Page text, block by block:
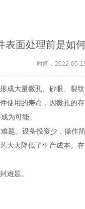
表面处理前是如
时间：2022-05-
成大量微孔、砂眼、
用的寿命，因微孔的
为可能。
。设备投资少，操作
大大降低了生产成本
难题。